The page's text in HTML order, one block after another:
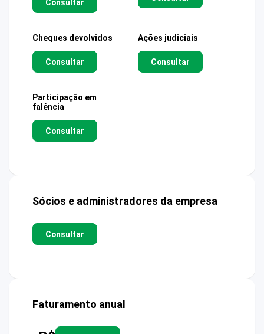
Consultar
Cheques devolvidos
Consultar
Ações judiciais
Consultar
Participação em
falência
Consultar
Sócios e administradores da empresa
Consultar
Faturamento anual